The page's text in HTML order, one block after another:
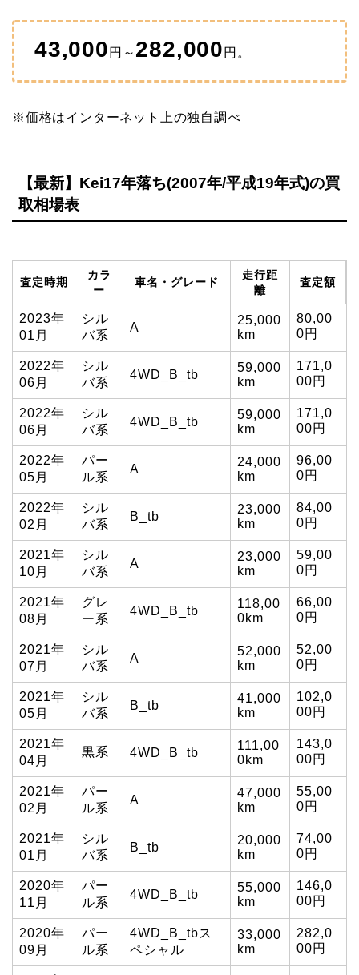
43,000 円～ 282,000 円。
※価格はインターネット上の独自調べ
【最新】Kei17年落ち(2007年/平成19年式)の買
取相場表
査定時期
カラ
ー
車名・グレード
走行距
離
査定額
2023年
01月
シル
バ系
A
25,000
km
80,00
0円
2022年
06月
シル
バ系
4WD_B_tb
59,000
km
171,0
00円
2022年
06月
シル
バ系
4WD_B_tb
59,000
km
171,0
00円
2022年
05月
パー
ル系
A
24,000
km
96,00
0円
2022年
02月
シル
バ系
B_tb
23,000
km
84,00
0円
2021年
10月
シル
バ系
A
23,000
km
59,00
0円
2021年
08月
グレ
ー系
4WD_B_tb
118,00
0km
66,00
0円
2021年
07月
シル
バ系
A
52,000
km
52,00
0円
2021年
05月
シル
バ系
B_tb
41,000
km
102,0
00円
2021年
04月
黒系 4WD_B_tb
111,00
0km
143,0
00円
2021年
02月
パー
ル系
A
47,000
km
55,00
0円
2021年
01月
シル
バ系
B_tb
20,000
km
74,00
0円
2020年
11月
パー
ル系
4WD_B_tb
55,000
km
146,0
00円
2020年
09月
パー
ル系
4WD_B_tbス
ペシャル
33,000
km
282,0
00円